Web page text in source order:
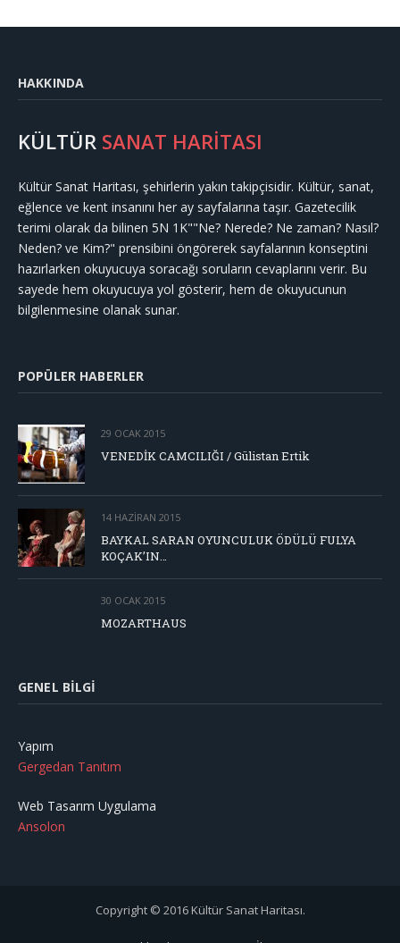
HAKKINDA
KÜLTÜR SANAT HARİTASI
Kültür Sanat Haritası, şehirlerin yakın takipçisidir. Kültür, sanat,
eğlence ve kent insanını her ay sayfalarına taşır. Gazetecilik
terimi olarak da bilinen 5N 1K""Ne? Nerede? Ne zaman? Nasıl?
Neden? ve Kim?" prensibini öngörerek sayfalarının konseptini
hazırlarken okuyucuya soracağı soruların cevaplarını verir. Bu
sayede hem okuyucuya yol gösterir, hem de okuyucunun
bilgilenmesine olanak sunar.
POPÜLER HABERLER
29 OCAK 2015
VENEDİK CAMCILIĞI / Gülistan Ertik
14 HAZIRAN 2015
BAYKAL SARAN OYUNCULUK ÖDÜLÜ FULYA
KOÇAK’IN…
30 OCAK 2015
MOZARTHAUS
GENEL BILGI
Yapım
Gergedan Tanıtım
Web Tasarım Uygulama
Ansolon
Copyright © 2016 Kültür Sanat Haritası.